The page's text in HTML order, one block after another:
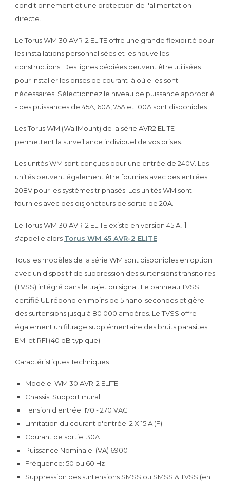
conditionnement et une protection de l'alimentation
directe.
Le Torus WM 30 AVR-2 ELITE offre une grande flexibilité pour
les installations personnalisées et les nouvelles
constructions. Des lignes dédiées peuvent être utilisées
pour installer les prises de courant là où elles sont
nécessaires. Sélectionnez le niveau de puissance approprié
- des puissances de 45A, 60A, 75A et 100A sont disponibles
Les Torus WM (WallMount) de la série AVR2 ELITE
permettent la surveillance individuel de vos prises.
Les unités WM sont conçues pour une entrée de 240V. Les
unités peuvent également être fournies avec des entrées
208V pour les systèmes triphasés. Les unités WM sont
fournies avec des disjoncteurs de sortie de 20A.
Le Torus WM 30 AVR-2 ELITE existe en version 45 A, il
s'appelle alors Torus WM 45 AVR-2 ELITE
Tous les modèles de la série WM sont disponibles en option
avec un dispositif de suppression des surtensions transitoires
(TVSS) intégré dans le trajet du signal. Le panneau TVSS
certifié UL répond en moins de 5 nano-secondes et gère
des surtensions jusqu'à 80 000 ampères. Le TVSS offre
également un filtrage supplémentaire des bruits parasites
EMI et RFI (40 dB typique).
Caractéristiques Techniques
Modèle: WM 30 AVR-2 ELITE
Chassis: Support mural
Tension d'entrée: 170 - 270 VAC
Limitation du courant d'entrée: 2 X 15 A (F)
Courant de sortie: 30A
Puissance Nominale: (VA) 6900
Fréquence: 50 ou 60 Hz
Suppression des surtensions SMSS ou SMSS & TVSS (en